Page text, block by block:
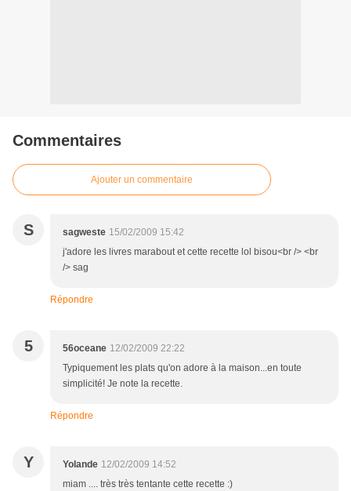
Commentaires
Ajouter un commentaire
S sagweste 15/02/2009 15:42
j'adore les livres marabout et cette recette lol bisou<br /> <br
/> sag
Répondre
5 56oceane 12/02/2009 22:22
Typiquement les plats qu'on adore à la maison...en toute
simplicité! Je note la recette.
Répondre
Y Yolande 12/02/2009 14:52
miam .... très très tentante cette recette :)